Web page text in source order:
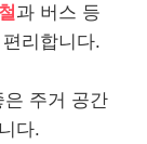
과 버스 등
리합니다.
은 주거 공간
다.